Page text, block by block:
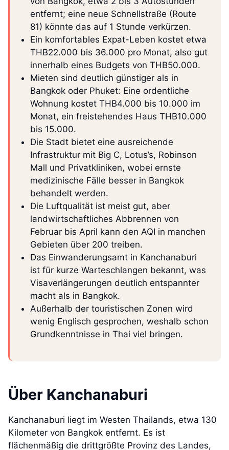
entfernt; eine neue Schnellstraße (Route
81) könnte das auf 1 Stunde verkürzen.
Ein komfortables Expat-Leben kostet etwa
THB22.000 bis 36.000 pro Monat, also gut
innerhalb eines Budgets von THB50.000.
Mieten sind deutlich günstiger als in
Bangkok oder Phuket: Eine ordentliche
Wohnung kostet THB4.000 bis 10.000 im
Monat, ein freistehendes Haus THB10.000
bis 15.000.
Die Stadt bietet eine ausreichende
Infrastruktur mit Big C, Lotus’s, Robinson
Mall und Privatkliniken, wobei ernste
medizinische Fälle besser in Bangkok
behandelt werden.
Die Luftqualität ist meist gut, aber
landwirtschaftliches Abbrennen von
Februar bis April kann den AQI in manchen
Gebieten über 200 treiben.
Das Einwanderungsamt in Kanchanaburi
ist für kurze Warteschlangen bekannt, was
Visaverlängerungen deutlich entspannter
macht als in Bangkok.
Außerhalb der touristischen Zonen wird
wenig Englisch gesprochen, weshalb schon
Grundkenntnisse in Thai viel bringen.
Über Kanchanaburi
Kanchanaburi liegt im Westen Thailands, etwa 130
Kilometer von Bangkok entfernt. Es ist
flächenmäßig die drittgrößte Provinz des Landes,